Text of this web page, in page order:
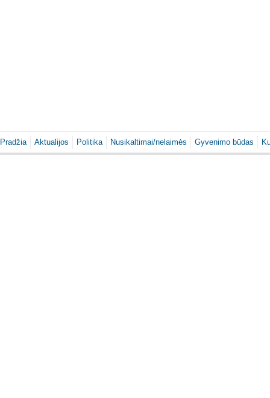
Pradžia Aktualijos Politika Nusikaltimai/nelaimės Gyvenimo būdas